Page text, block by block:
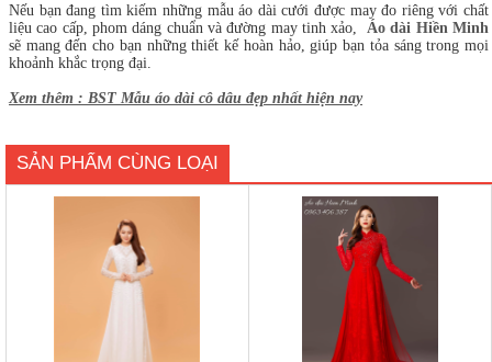
Nếu bạn đang tìm kiếm những mẫu áo dài cưới được may đo riêng với chất
liệu cao cấp, phom dáng chuẩn và đường may tinh xảo, Áo dài Hiền Minh
sẽ mang đến cho bạn những thiết kế hoàn hảo, giúp bạn tỏa sáng trong mọi
khoảnh khắc trọng đại.
Xem thêm : BST Mẫu áo dài cô dâu đẹp nhất hiện nay
SẢN PHẨM CÙNG LOẠI